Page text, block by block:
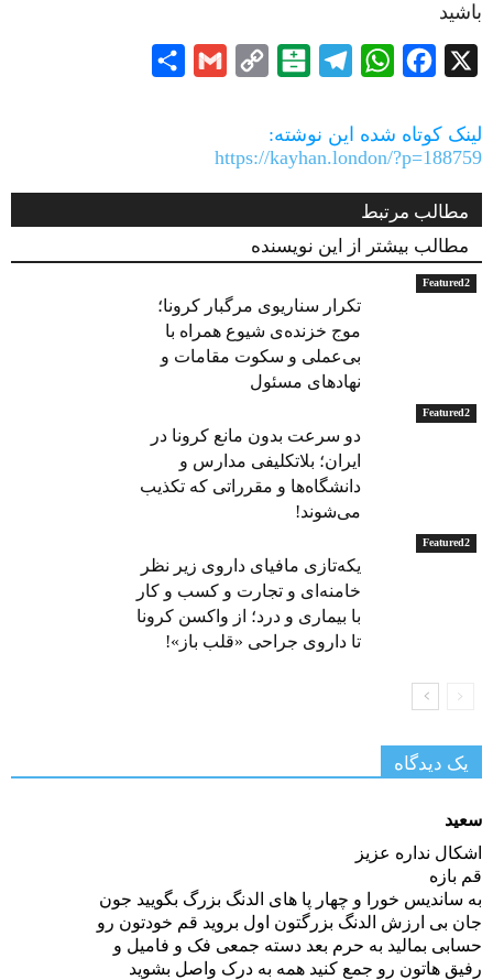
باشید
X
Facebook
WhatsApp
Telegram
Balatarin
Copy
Gmail
لینک کوتاه شده این نوشته:
https://kayhan.london/?p=188759
مطالب مرتبط
مطالب بیشتر از این نویسنده
Featured2
تکرار سناریوی مرگبار کرونا؛
موج خزنده‌ی شیوع همراه با
بی‌عملی و سکوت مقامات و
نهادهای مسئول
Featured2
دو سرعت بدون مانع کرونا در
ایران؛ بلاتکلیفی مدارس و
دانشگاه‌ها و مقرراتی که تکذیب
می‌شوند!
Featured2
یکه‌تازی مافیای داروی زیر نظر
خامنه‌ای و تجارت و کسب و کار
با بیماری و درد؛ از واکسن کرونا
تا داروی جراحی «قلب باز»!
یک دیدگاه
سعید
اشکال نداره عزیز
قم بازه
به ساندیس خورا و چهار پا های الدنگ بزرگ بگویید جون
جان بی ارزش الدنگ بزرگتون اول بروید قم خودتون رو
حسابی بمالید به حرم بعد دسته جمعی فک و فامیل و
رفیق هاتون رو جمع کنید همه به درک واصل بشوید